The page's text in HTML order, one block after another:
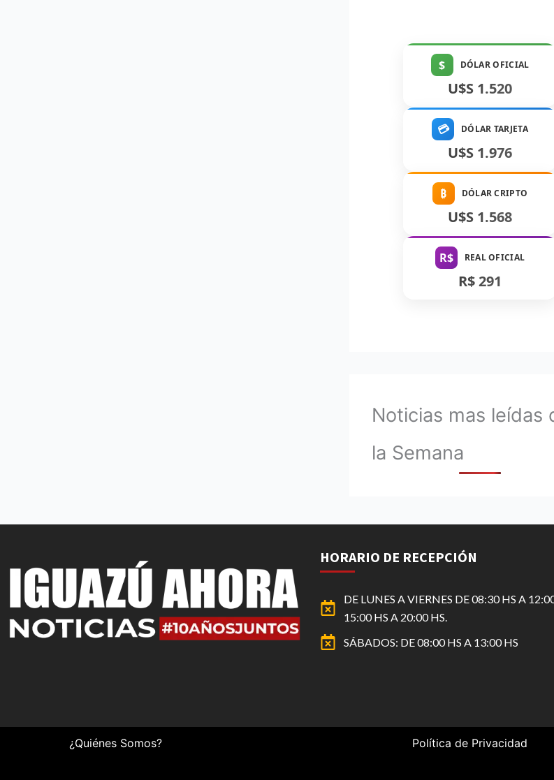
$ DÓLAR OFICIAL
U$S 1.520
💳 DÓLAR TARJETA
U$S 1.976
₿ DÓLAR CRIPTO
U$S 1.568
R$ REAL OFICIAL
R$ 291
Noticias mas leídas
la Semana
HORARIO DE RECEPCIÓN
DE LUNES A VIERNES DE 08:30 HS A
15:00 HS A 20:00 HS.
SÁBADOS: DE 08:00 HS A 13:00 HS
¿Quiénes Somos? Política de Privacidad